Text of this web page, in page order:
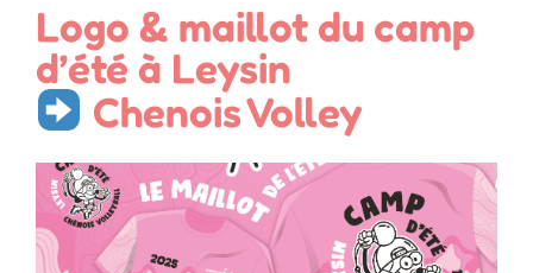
Logo & maillot du camp
d’été à Leysin
Chenois Volley